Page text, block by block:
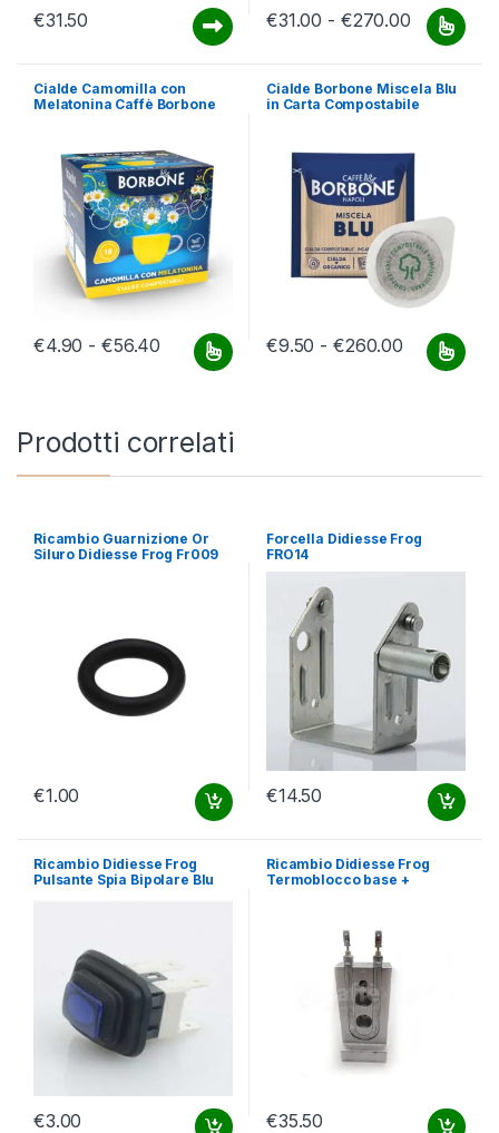
€31.50 €31.00 - €270.00Fascia di
Questo prodotto ha più
Cialde Camomilla con
Melatonina Caffè Borbone
€4.90 - €56.40 Fascia di prezzo: da €4.90 a €56.40
Questo prodotto ha più varianti. Le opzioni possono essere
Cialde Borbone Miscela Blu
in Carta Compostabile
€9.50 - €260.00Fascia di
Questo prodotto ha più
Prodotti correlati
Ricambio Guarnizione Or
Siluro Didiesse Frog Fr009
€1.00
Forcella Didiesse Frog
FRO14
€14.50
Ricambio Didiesse Frog
Pulsante Spia Bipolare Blu
€3.00
Ricambio Didiesse Frog
Termoblocco base +
€35.50